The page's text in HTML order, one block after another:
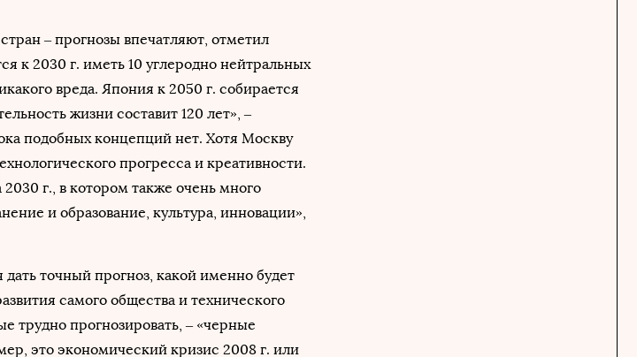
– прогнозы впечатляют, отметил
к 2030 г. иметь 10 углеродно нейтральных
вреда. Япония к 2050 г. собирается
жизни составит 120 лет», –
подобных концепций нет. Хотя Москву
прогресса и креативности.
г., в котором также очень много
и образование, культура, инновации»,
точный прогноз, какой именно будет
самого общества и технического
трудно прогнозировать, – «черные
это экономический кризис 2008 г. или